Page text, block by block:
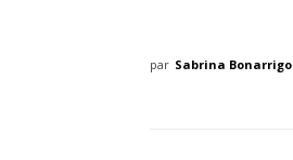
par Sabrina Bonarrigo